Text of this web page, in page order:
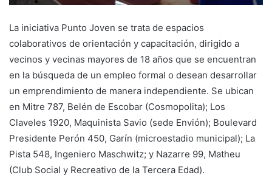
La iniciativa Punto Joven se trata de espacios
colaborativos de orientación y capacitación, dirigido a
vecinos y vecinas mayores de 18 años que se encuentran
en la búsqueda de un empleo formal o desean desarrollar
un emprendimiento de manera independiente. Se ubican
en Mitre 787, Belén de Escobar (Cosmopolita); Los
Claveles 1920, Maquinista Savio (sede Envión); Boulevard
Presidente Perón 450, Garín (microestadio municipal); La
Pista 548, Ingeniero Maschwitz; y Nazarre 99, Matheu
(Club Social y Recreativo de la Tercera Edad).